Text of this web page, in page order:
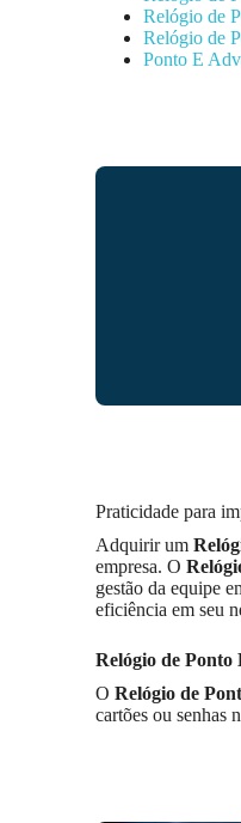
Relógio de
Relógio de
Ponto E
Praticidade para
Adquirir um
empresa. O
gestão da equipe
eficiência em seu
Relógio de Ponto
O Relógio de
cartões ou senhas